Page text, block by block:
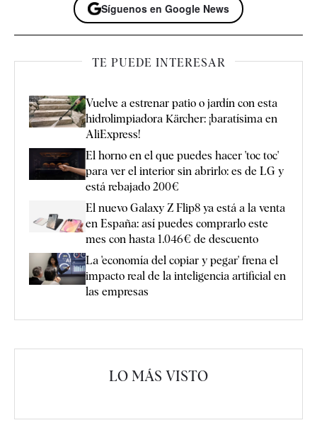
Síguenos en Google News
TE PUEDE INTERESAR
Vuelve a estrenar patio o jardín con esta
hidrolimpiadora Kärcher: ¡baratísima en
AliExpress!
El horno en el que puedes hacer 'toc toc'
para ver el interior sin abrirlo: es de LG y
está rebajado 200€
El nuevo Galaxy Z Flip8 ya está a la venta
en España: así puedes comprarlo este
mes con hasta 1.046€ de descuento
La 'economía del copiar y pegar' frena el
impacto real de la inteligencia artificial en
las empresas
LO MÁS VISTO